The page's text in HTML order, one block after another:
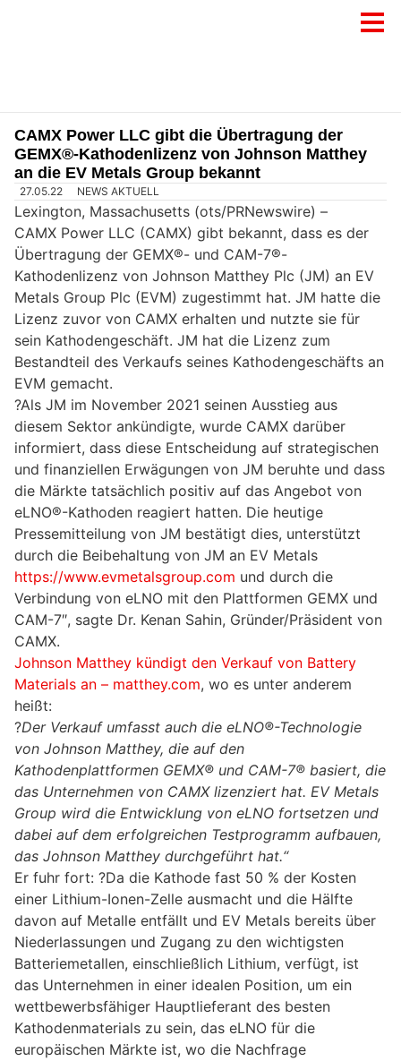
CAMX Power LLC gibt die Übertragung der
GEMX®-Kathodenlizenz von Johnson Matthey
an die EV Metals Group bekannt
27.05.22 NEWS AKTUELL
Lexington, Massachusetts (ots/PRNewswire) –
CAMX Power LLC (CAMX) gibt bekannt, dass es der
Übertragung der GEMX®- und CAM-7®-
Kathodenlizenz von Johnson Matthey Plc (JM) an EV
Metals Group Plc (EVM) zugestimmt hat. JM hatte die
Lizenz zuvor von CAMX erhalten und nutzte sie für
sein Kathodengeschäft. JM hat die Lizenz zum
Bestandteil des Verkaufs seines Kathodengeschäfts an
EVM gemacht.
?Als JM im November 2021 seinen Ausstieg aus
diesem Sektor ankündigte, wurde CAMX darüber
informiert, dass diese Entscheidung auf strategischen
und finanziellen Erwägungen von JM beruhte und dass
die Märkte tatsächlich positiv auf das Angebot von
eLNO®-Kathoden reagiert hatten. Die heutige
Pressemitteilung von JM bestätigt dies, unterstützt
durch die Beibehaltung von JM an EV Metals
https://www.evmetalsgroup.com und durch die
Verbindung von eLNO mit den Plattformen GEMX und
CAM-7″, sagte Dr. Kenan Sahin, Gründer/Präsident von
CAMX.
Johnson Matthey kündigt den Verkauf von Battery
Materials an – matthey.com, wo es unter anderem
heißt:
?Der Verkauf umfasst auch die eLNO®-Technologie
von Johnson Matthey, die auf den
Kathodenplattformen GEMX® und CAM-7® basiert, die
das Unternehmen von CAMX lizenziert hat. EV Metals
Group wird die Entwicklung von eLNO fortsetzen und
dabei auf dem erfolgreichen Testprogramm aufbauen,
das Johnson Matthey durchgeführt hat.“
Er fuhr fort: ?Da die Kathode fast 50 % der Kosten
einer Lithium-Ionen-Zelle ausmacht und die Hälfte
davon auf Metalle entfällt und EV Metals bereits über
Niederlassungen und Zugang zu den wichtigsten
Batteriemetallen, einschließlich Lithium, verfügt, ist
das Unternehmen in einer idealen Position, um ein
wettbewerbsfähiger Hauptlieferant des besten
Kathodenmaterials zu sein, das eLNO für die
europäischen Märkte ist, wo die Nachfrage